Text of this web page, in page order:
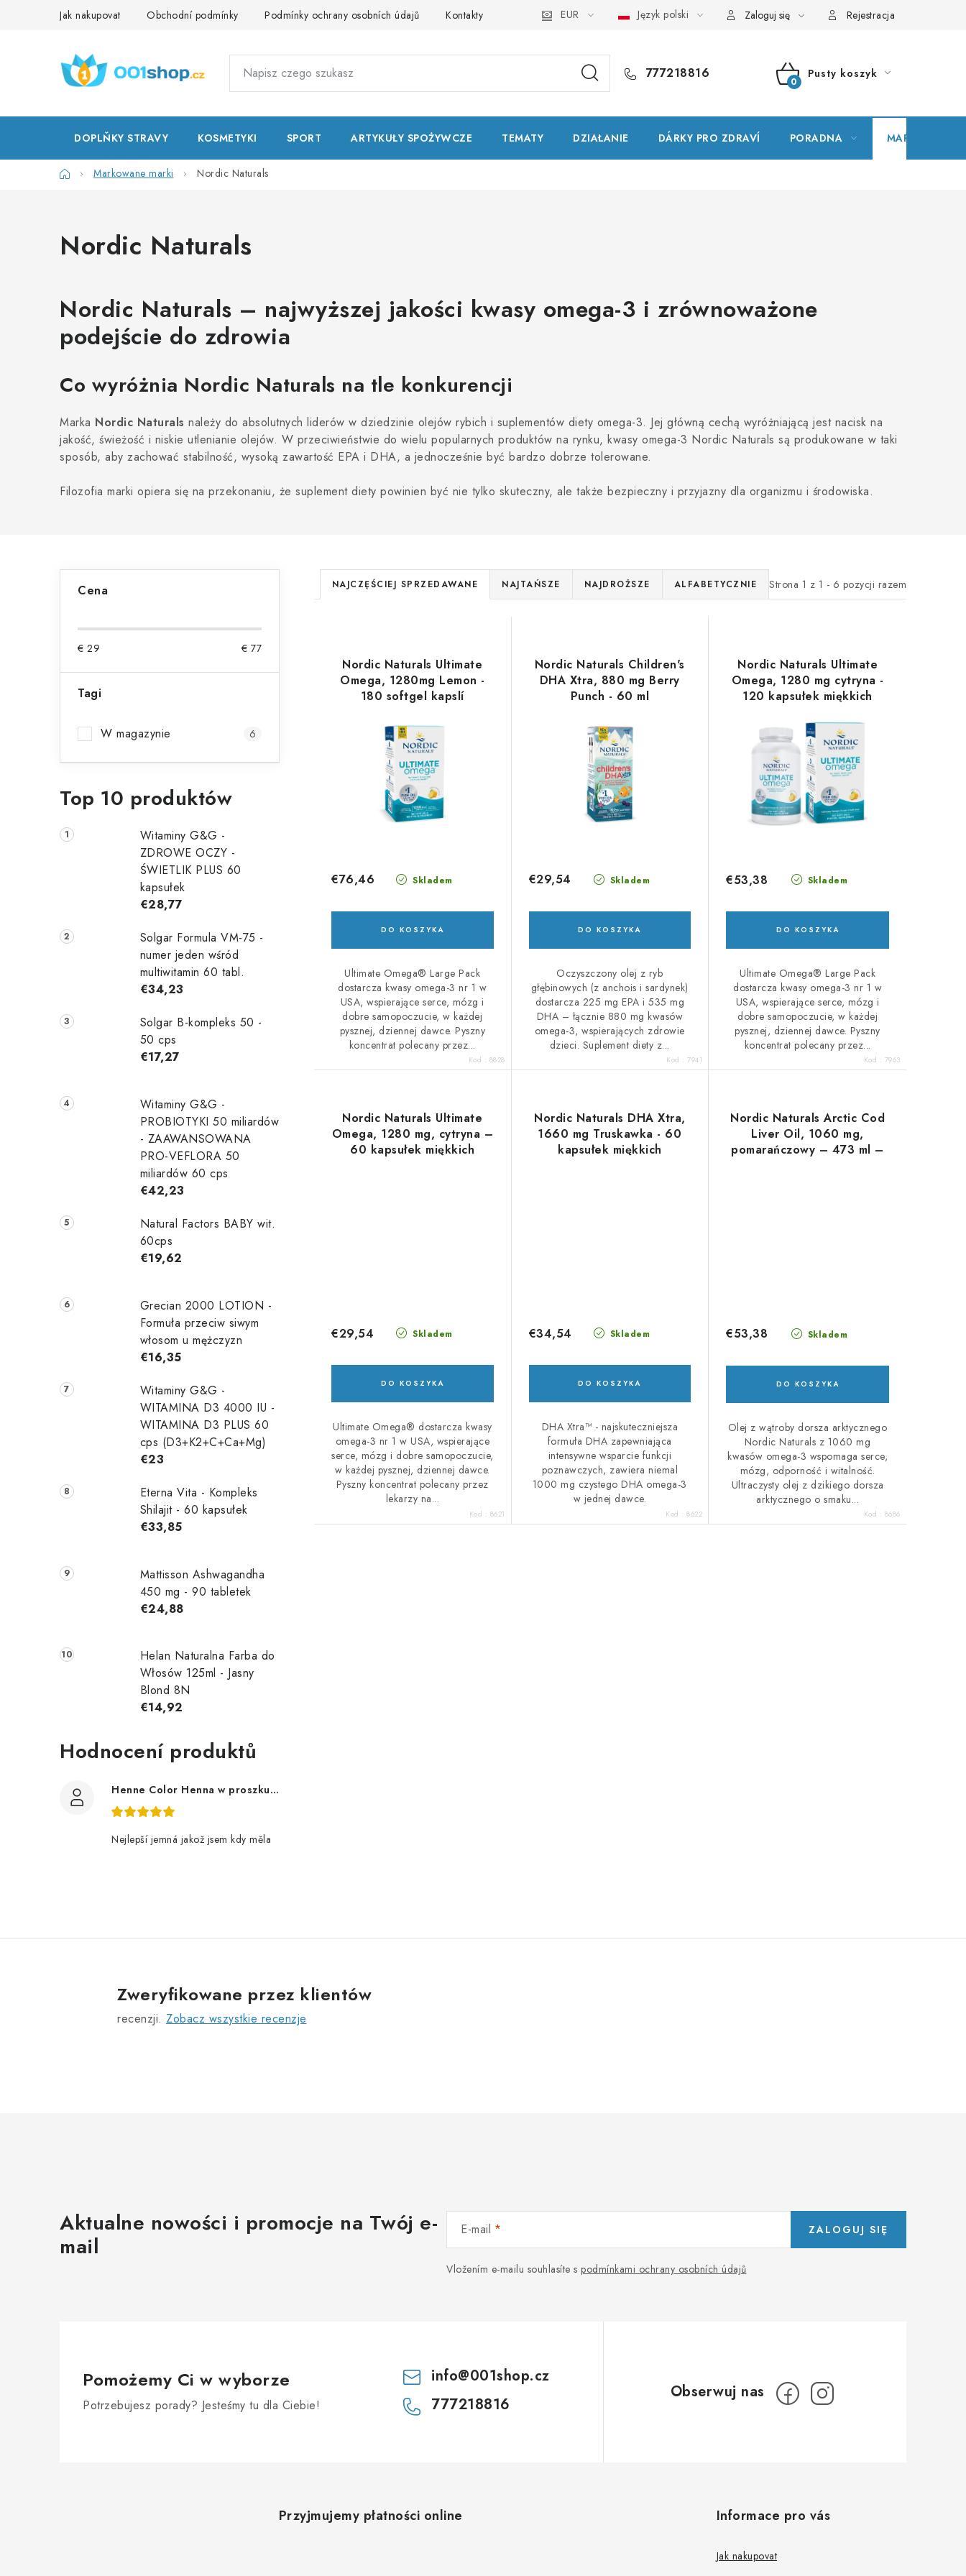
Jak nakupovat Obchodní podmínky Podmínky ochrany osobních údajů Kontakty Natural Health Store Słownik terminów Mapa serwera Moje zamówienie
EUR Język polski Zaloguj się Rejestracja
777218816
KOSZYK
Pusty koszyk
DOPLŇKY STRAVY KOSMETYKI SPORT ARTYKUŁY SPOŻYWCZE TEMATY DZIAŁANIE DÁRKY PRO ZDRAVÍ PORADNA MARKI
HomeMarkowane marki Nordic Naturals
Nordic Naturals
Nordic Naturals – najwyższej jakości kwasy omega-3 i zrównoważone
podejście do zdrowia
Co wyróżnia Nordic Naturals na tle konkurencji
Marka Nordic Naturals należy do absolutnych liderów w dziedzinie olejów rybich i suplementów diety omega-3. Jej główną cechą wyróżniającą jest nacisk na
jakość, świeżość i niskie utlenianie olejów. W przeciwieństwie do wielu popularnych produktów na rynku, kwasy omega-3 Nordic Naturals są produkowane w taki
sposób, aby zachować stabilność, wysoką zawartość EPA i DHA, a jednocześnie być bardzo dobrze tolerowane.
Filozofia marki opiera się na przekonaniu, że suplement diety powinien być nie tylko skuteczny, ale także bezpieczny i przyjazny dla organizmu i środowiska.
e
c
z
n
Cena
€ 29 € 77
Tagi
W magazynie 6
Top 10 produktów
Witaminy G&G -
ZDROWE OCZY -
ŚWIETLIK PLUS 60
kapsułek
€28,77
Solgar Formula VM-75 -
numer jeden wśród
multiwitamin 60 tabl.
€34,23
Solgar B-kompleks 50 -
50 cps
€17,27
Witaminy G&G -
PROBIOTYKI 50 miliardów
- ZAAWANSOWANA
PRO-VEFLORA 50
miliardów 60 cps
€42,23
Natural Factors BABY wit.
60cps
€19,62
Grecian 2000 LOTION -
Formuła przeciw siwym
włosom u mężczyzn
€16,35
Witaminy G&G -
WITAMINA D3 4000 IU -
WITAMINA D3 PLUS 60
cps (D3+K2+C+Ca+Mg)
€23
Eterna Vita - Kompleks
Shilajit - 60 kapsułek
€33,85
Mattisson Ashwagandha
450 mg - 90 tabletek
€24,88
Helan Naturalna Farba do
Włosów 125ml - Jasny
Blond 8N
€14,92
Hodnocení produktů
Henne Color Henna w proszku kolor: brązowy 100g
Nejlepší jemná jakož jsem kdy měla
Strona 1 z 1 - 6 pozycji razem
o
o
w
NAJCZĘŚCIEJ SPRZEDAWANE NAJTAŃSZE NAJDROŻSZE ALFABETYCZNIE
Nordic Naturals Ultimate
Omega, 1280mg Lemon -
180 softgel kapslí
Skladem
€76,46
DO KOSZYKA
Ultimate Omega® Large Pack
dostarcza kwasy omega-3 nr 1 w
USA, wspierające serce, mózg i
dobre samopoczucie, w każdej
pysznej, dziennej dawce. Pyszny
koncentrat polecany przez...
Kod : 8828
Nordic Naturals Children's
DHA Xtra, 880 mg Berry
Punch - 60 ml
Skladem
€29,54
DO KOSZYKA
Oczyszczony olej z ryb
głębinowych (z anchois i sardynek)
dostarcza 225 mg EPA i 535 mg
DHA – łącznie 880 mg kwasów
omega-3, wspierających zdrowie
dzieci. Suplement diety z...
Kod :7941
Nordic Naturals Ultimate
Omega, 1280 mg cytryna -
120 kapsułek miękkich
Skladem
€53,38
DO KOSZYKA
Ultimate Omega® Large Pack
dostarcza kwasy omega-3 nr 1 w
USA, wspierające serce, mózg i
dobre samopoczucie, w każdej
pysznej, dziennej dawce. Pyszny
koncentrat polecany przez...
Kod : 7963
Nordic Naturals Ultimate
Omega, 1280 mg, cytryna –
60 kapsułek miękkich
Skladem
€29,54
DO KOSZYKA
Ultimate Omega® dostarcza kwasy
omega-3 nr 1 w USA, wspierające
serce, mózg i dobre samopoczucie,
w każdej pysznej, dziennej dawce.
Pyszny koncentrat polecany przez
lekarzy na...
Kod : 8621
Nordic Naturals DHA Xtra,
1660 mg Truskawka - 60
kapsułek miękkich
Skladem
€34,54
DO KOSZYKA
DHA Xtra™ - najskuteczniejsza
formuła DHA zapewniająca
intensywne wsparcie funkcji
poznawczych, zawiera niemal
1000 mg czystego DHA omega-3
w jednej dawce.
Kod :8622
Nordic Naturals Arctic Cod
Liver Oil, 1060 mg,
pomarańczowy – 473 ml –
Skladem
€53,38
DO KOSZYKA
Olej z wątroby dorsza arktycznego
Nordic Naturals z 1060 mg
kwasów omega-3 wspomaga serce,
mózg, odporność i witalność.
Ultraczysty olej z dzikiego dorsza
arktycznego o smaku...
Kod : 8686
Zweryfikowane przez klientów
recenzji. Zobacz wszystkie recenzje
Aktualne nowości i promocje na Twój e-
mail
E-mail
Vložením e-mailu souhlasíte s podmínkami ochrany osobních údajů
ZALOGUJ SIĘ
Pomożemy Ci w wyborze
Potrzebujesz porady? Jesteśmy tu dla Ciebie!
info@001shop.cz
777218816
Przyjmujemy płatności online Informace pro vás
Jak nakupovat